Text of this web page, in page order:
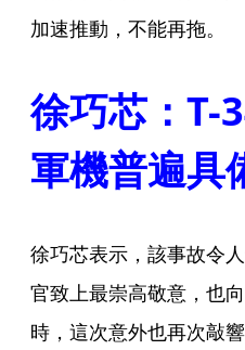
加速推動，不能再拖。
徐巧芯：T-
軍機普遍具
徐巧芯表示，該事故令
官致上最崇高敬意，也
時，這次意外也再次敲